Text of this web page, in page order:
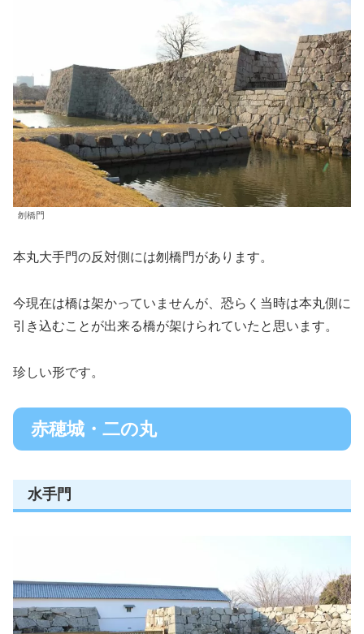
刎橋門
本丸大手門の反対側には刎橋門があります。
今現在は橋は架かっていませんが、恐らく当時は本丸側に
引き込むことが出来る橋が架けられていたと思います。
珍しい形です。
赤穂城・二の丸
水手門